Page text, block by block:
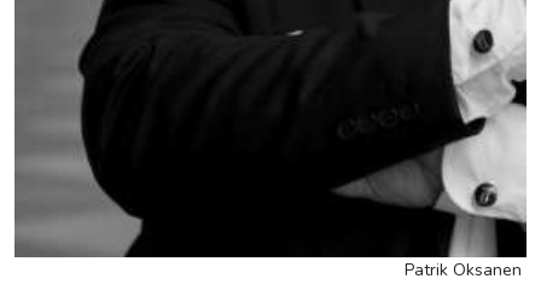
Patrik Oksanen